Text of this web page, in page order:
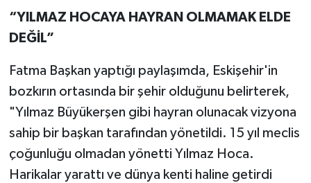
“YILMAZ HOCAYA HAYRAN OLMAMAK ELDE
DEĞİL”
Fatma Başkan yaptığı paylaşımda, Eskişehir'in
bozkırın ortasında bir şehir olduğunu belirterek,
"Yılmaz Büyükerşen gibi hayran olunacak vizyona
sahip bir başkan tarafından yönetildi. 15 yıl meclis
çoğunluğu olmadan yönetti Yılmaz Hoca.
Harikalar yarattı ve dünya kenti haline getirdi